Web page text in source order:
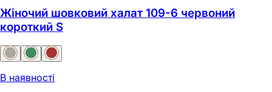
Жіночий шовковий халат 109-6 червоний
короткий S
В наявності